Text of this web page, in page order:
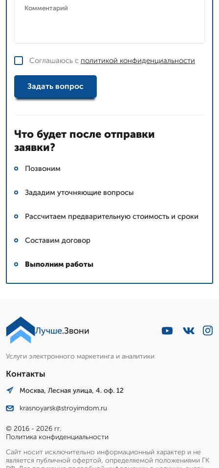
Соглашаюсь с политикой конфиденциальности
Задать вопрос
Что будет после отправки
заявки?
Позвоним
Зададим уточняющие вопросы
Рассчитаем предварительную стоимость и сроки
Составим договор
Выполним работы
Лучше.Звони
Услуги электронного маркетинга и аналитики
Контакты
Москва, Лесная улица, 4. оф. 12
krasnoyarsk@stroyimdom.ru
© 2016 - 2026 гг.
Политика конфиденциальности
Сайт носит исключительно информационный характер и не
является публичной офертой, определяемой положениями ГК